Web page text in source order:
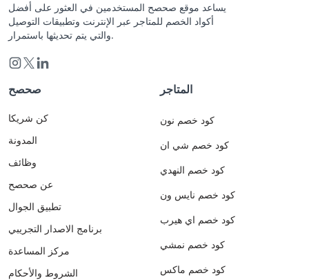
يساعد موقع صحصح المستخدمين في العثور على أفضل
أكواد الخصم للمتاجر عبر الإنترنت وتطبيقات التوصيل
والتي يتم تحديثها باستمرار.
صحصح
كن شريكا
المدونة
وظائف
عن صحصح
تطبيق الجوال
برنامج الاصدار التجريبي
مركز المساعدة
الشروط والأحكام
المتاجر
كود خصم نون
كود خصم شي ان
كود خصم النهدي
كود خصم نايس ون
كود خصم اي هيرب
كود خصم نمشي
كود خصم ماكس